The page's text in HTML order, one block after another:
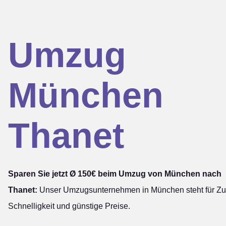
Umzug
München
Thanet
Sparen Sie jetzt Ø 150€ beim Umzug von München nach
Thanet: Unser Umzugsunternehmen in München steht für
Schnelligkeit und günstige Preise.